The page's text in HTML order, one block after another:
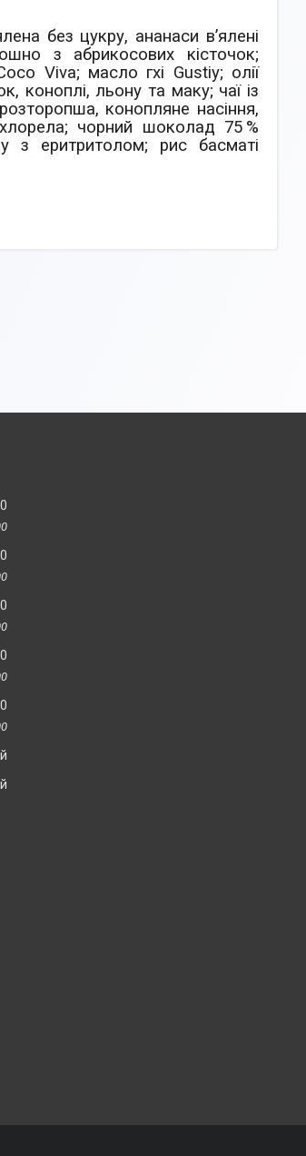
без цукру, ананаси в’ялені
з абрикосових кісточок;
Viva; масло гхі Gustiy; олії
коноплі, льону та маку; чаї із
конопляне насіння,
чорний шоколад 75 %
з еритритолом; рис басматі